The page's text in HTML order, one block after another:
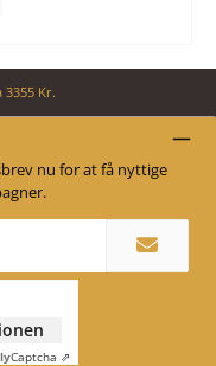
Kr.
nu for at få nyttige
Captcha ⇗